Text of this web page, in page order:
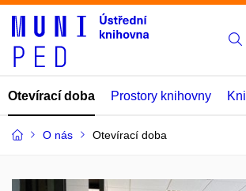
Otevírací doba Prostory knihovny
O nás Otevírací doba